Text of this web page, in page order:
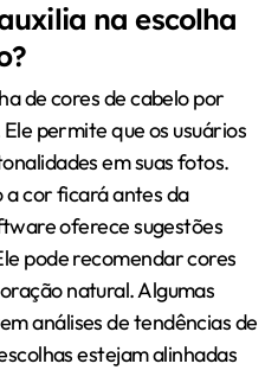
na escolha
de cores de cabelo por
permite que os usuários
em suas fotos.
a cor ficará antes da
oferece sugestões
pode recomendar cores
natural. Algumas
análises de tendências de
estejam alinhadas